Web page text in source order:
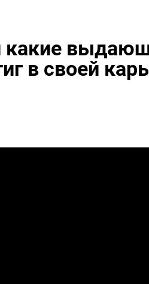
какие
в своей